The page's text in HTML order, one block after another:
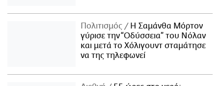
Πολιτισμός
Η Σαμάνθα Μόρτον
γύρισε την “Οδύσσεια” του Νόλαν
και μετά το Χόλιγουντ σταμάτησε
να της τηλεφωνεί